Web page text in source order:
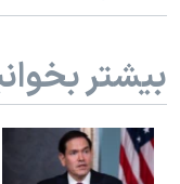
همایش محافظه‌کاران
سفر پرزیدنت ترامپ
بیشتر